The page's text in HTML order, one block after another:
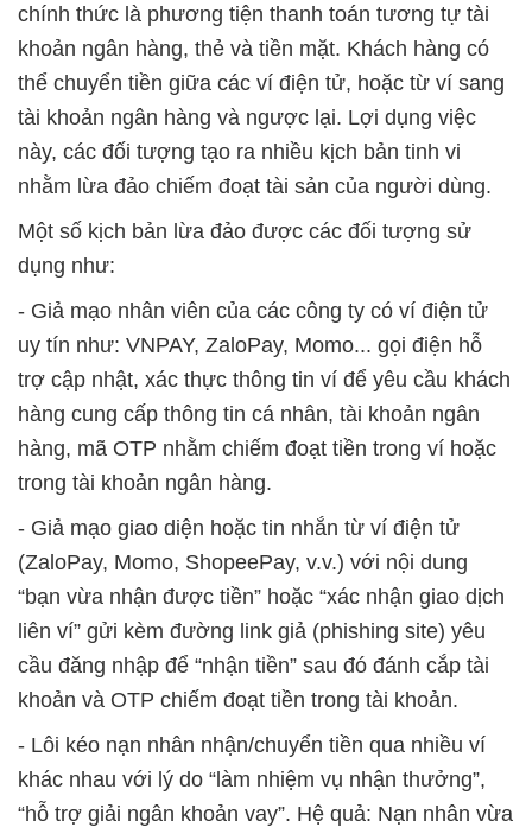
chính thức là phương tiện thanh toán tương tự tài
khoản ngân hàng, thẻ và tiền mặt. Khách hàng có
thể chuyển tiền giữa các ví điện tử, hoặc từ ví sang
tài khoản ngân hàng và ngược lại. Lợi dụng việc
này, các đối tượng tạo ra nhiều kịch bản tinh vi
nhằm lừa đảo chiếm đoạt tài sản của người dùng.
Một số kịch bản lừa đảo được các đối tượng sử
dụng như:
- Giả mạo nhân viên của các công ty có ví điện tử
uy tín như: VNPAY, ZaloPay, Momo... gọi điện hỗ
trợ cập nhật, xác thực thông tin ví để yêu cầu khách
hàng cung cấp thông tin cá nhân, tài khoản ngân
hàng, mã OTP nhằm chiếm đoạt tiền trong ví hoặc
trong tài khoản ngân hàng.
- Giả mạo giao diện hoặc tin nhắn từ ví điện tử
(ZaloPay, Momo, ShopeePay, v.v.) với nội dung
“bạn vừa nhận được tiền” hoặc “xác nhận giao dịch
liên ví” gửi kèm đường link giả (phishing site) yêu
cầu đăng nhập để “nhận tiền” sau đó đánh cắp tài
khoản và OTP chiếm đoạt tiền trong tài khoản.
- Lôi kéo nạn nhân nhận/chuyển tiền qua nhiều ví
khác nhau với lý do “làm nhiệm vụ nhận thưởng”,
“hỗ trợ giải ngân khoản vay”. Hệ quả: Nạn nhân vừa